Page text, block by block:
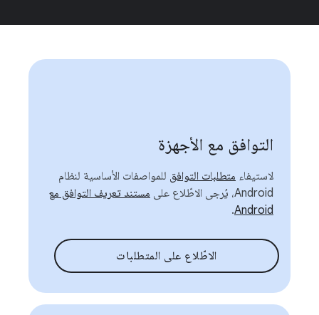
التوافق مع الأجهزة
لاستيفاء متطلبات التوافق للمواصفات الأساسية لنظام
Android، يُرجى الاطّلاع على
مستند تعريف التوافق مع
Android
.
الاطّلاع على المتطلبات